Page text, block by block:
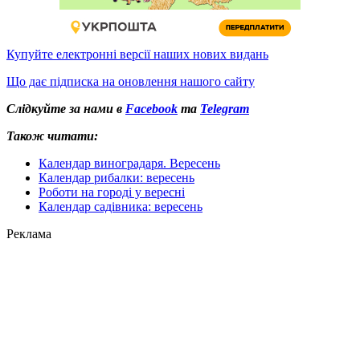
Купуйте електронні версії наших нових видань
Що дає підписка на оновлення нашого сайту
Слідкуйте за нами в Facebook та Telegram
Також читати:
Календар виноградаря. Вересень
Календар рибалки: вересень
Роботи на городі у вересні
Календар садівника: вересень
Реклама